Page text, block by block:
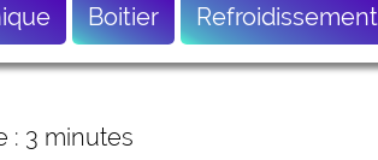
Boitier Refroidissement
: 3 minutes